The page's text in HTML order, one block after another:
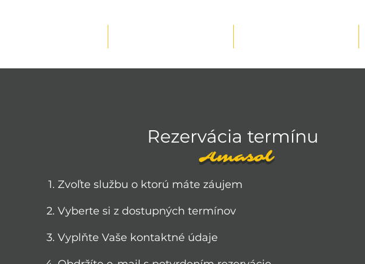
Rezervácia termínu
Amasol
Zvoľte službu o ktorú máte záujem
Vyberte si z dostupných termínov
Vyplňte Vaše kontaktné údaje